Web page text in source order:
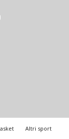
Altri sport